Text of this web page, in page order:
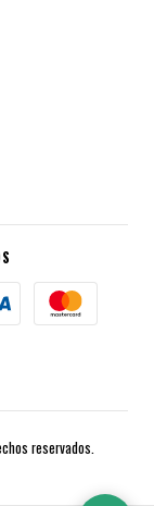
reservados.